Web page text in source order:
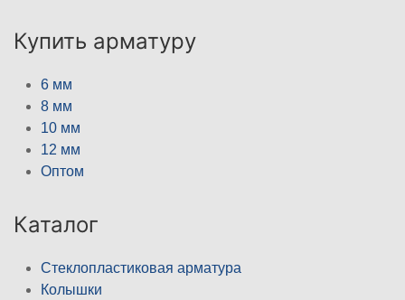
Купить арматуру
6 мм
8 мм
10 мм
12 мм
Оптом
Каталог
Стеклопластиковая арматура
Колышки